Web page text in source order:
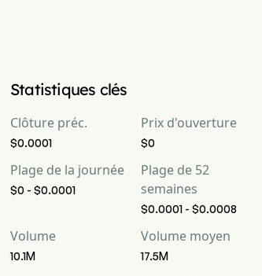
Statistiques clés
Clôture préc.
$0.0001
Prix d'ouverture
$0
Plage de la journée
$0 - $0.0001
Plage de 52
semaines
$0.0001 - $0.0008
Volume
10.1M
Volume moyen
17.5M